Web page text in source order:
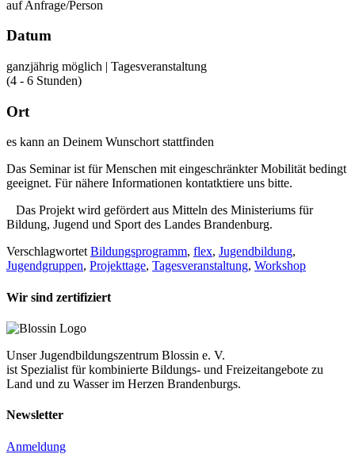
auf Anfrage/Person
Datum
ganzjährig möglich | Tagesveranstaltung
(4 - 6 Stunden)
Ort
es kann an Deinem Wunschort stattfinden
Das Seminar ist für Menschen mit eingeschränkter Mobilität bedingt
geeignet. Für nähere Informationen kontatktiere uns bitte.
Das Projekt wird gefördert aus Mitteln des Ministeriums für
Bildung, Jugend und Sport des Landes Brandenburg.
VerschlagwortetBildungsprogramm, flex, Jugendbildung,
Jugendgruppen, Projekttage, Tagesveranstaltung, Workshop
Wir sind zertifiziert
Unser Jugendbildungszentrum Blossin e. V.
ist Spezialist für kombinierte Bildungs- und Freizeitangebote zu
Land und zu Wasser im Herzen Brandenburgs.
Newsletter
Anmeldung